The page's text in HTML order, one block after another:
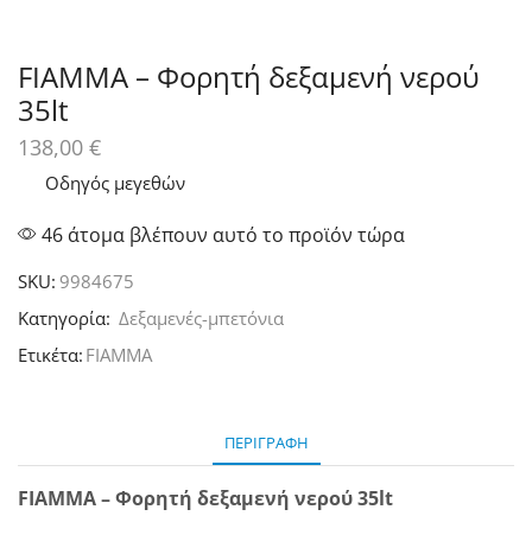
FIAMMA – Φορητή δεξαμενή νερού
35lt
138,00 €
Οδηγός μεγεθών
46 άτομα βλέπουν αυτό το προϊόν τώρα
SKU: 9984675
Κατηγορία: Δεξαμενές-μπετόνια
Ετικέτα: FIAMMA
ΠΕΡΙΓΡΑΦΉ
FIAMMA – Φορητή δεξαμενή νερού 35lt